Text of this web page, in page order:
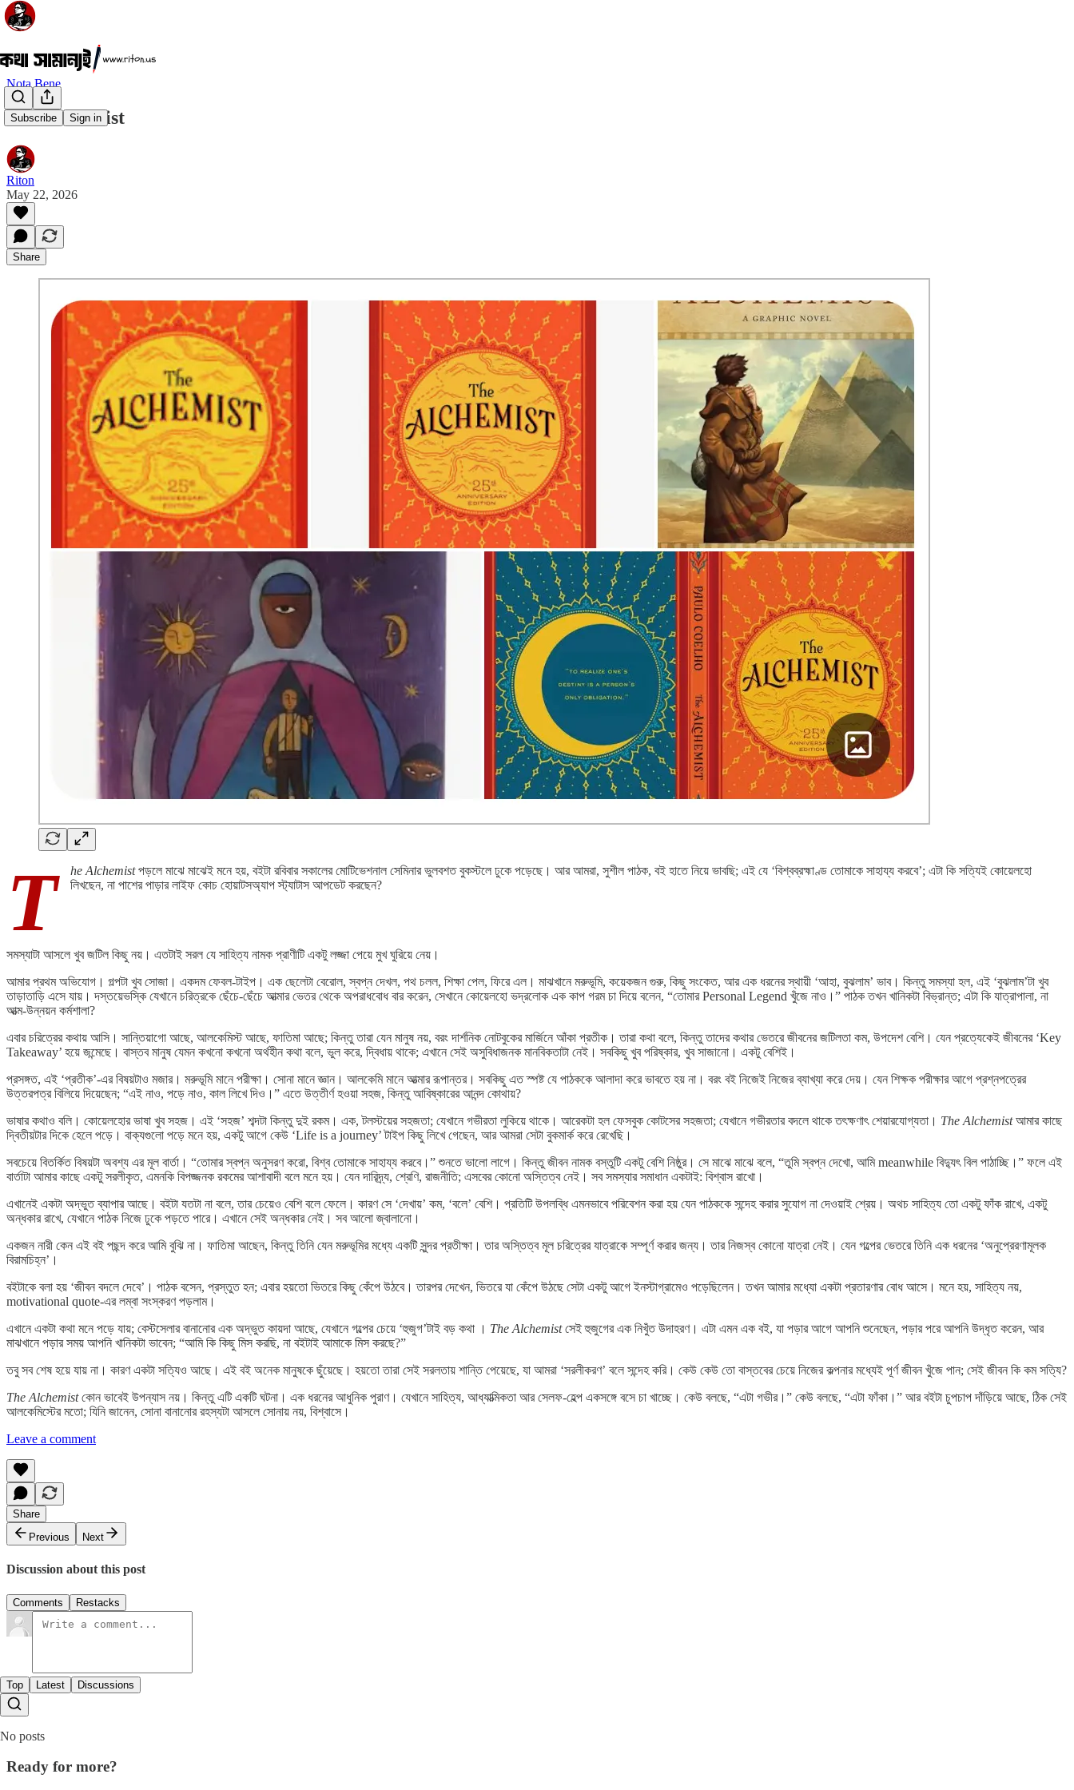
Subscribe Sign in
Nota Bene
The Alchemist
Riton
May 22, 2026
Share
T he Alchemistপড়লে মাঝে মাঝেই মনে হয়, বইটা রবিবার সকালের মোটিভেশনাল সেমিনার ভুলবশত বুকস্টলে ঢুকে পড়েছে। আর আমরা, সুশীল পাঠক, বই হাতে নিয়ে ভাবছি; এই যে ‘বিশ্বব্রহ্মাণ্ড তোমাকে সাহায্য করবে’; এটা কি সত্যিই কোয়েলহো
লিখছেন, না পাশের পাড়ার লাইফ কোচ হোয়াটসঅ্যাপ স্ট্যাটাস আপডেট করছেন?
সমস্যাটা আসলে খুব জটিল কিছু নয়। এতটাই সরল যে সাহিত্য নামক প্রাণীটি একটু লজ্জা পেয়ে মুখ ঘুরিয়ে নেয়।
আমার প্রথম অভিযোগ। গল্পটা খুব সোজা। একদম ফেবল-টাইপ। এক ছেলেটা বেরোল, স্বপ্ন দেখল, পথ চলল, শিক্ষা পেল, ফিরে এল। মাঝখানে মরুভূমি, কয়েকজন গুরু, কিছু সংকেত, আর এক ধরনের স্থায়ী ‘আহা, বুঝলাম’ ভাব। কিন্তু সমস্যা হল, এই ‘বুঝলাম’টা খুব
তাড়াতাড়ি এসে যায়। দস্তয়েভস্কি যেখানে চরিত্রকে ছেঁচে-ছেঁচে আত্মার ভেতর থেকে অপরাধবোধ বার করেন, সেখানে কোয়েলহো ভদ্রলোক এক কাপ গরম চা দিয়ে বলেন, “তোমার Personal Legend খুঁজে নাও।” পাঠক তখন খানিকটা বিভ্রান্ত; এটা কি যাত্রাপালা, না
আত্ম-উন্নয়ন কর্মশালা?
এবার চরিত্রের কথায় আসি। সান্তিয়াগো আছে, আলকেমিস্ট আছে, ফাতিমা আছে; কিন্তু তারা যেন মানুষ নয়, বরং দার্শনিক নোটবুকের মার্জিনে আঁকা প্রতীক। তারা কথা বলে, কিন্তু তাদের কথার ভেতরে জীবনের জটিলতা কম, উপদেশ বেশি। যেন প্রত্যেকেই জীবনের ‘Key
Takeaway’ হয়ে জন্মেছে। বাস্তব মানুষ যেমন কখনো কখনো অর্থহীন কথা বলে, ভুল করে, দ্বিধায় থাকে; এখানে সেই অসুবিধাজনক মানবিকতাটা নেই। সবকিছু খুব পরিষ্কার, খুব সাজানো। একটু বেশিই।
প্রসঙ্গত, এই ‘প্রতীক’-এর বিষয়টাও মজার। মরুভূমি মানে পরীক্ষা। সোনা মানে জ্ঞান। আলকেমি মানে আত্মার রূপান্তর। সবকিছু এত স্পষ্ট যে পাঠককে আলাদা করে ভাবতে হয় না। বরং বই নিজেই নিজের ব্যাখ্যা করে দেয়। যেন শিক্ষক পরীক্ষার আগে প্রশ্নপত্রের
উত্তরপত্র বিলিয়ে দিয়েছেন; “এই নাও, পড়ে নাও, কাল লিখে দিও।” এতে উত্তীর্ণ হওয়া সহজ, কিন্তু আবিষ্কারের আনন্দ কোথায়?
ভাষার কথাও বলি। কোয়েলহোর ভাষা খুব সহজ। এই ‘সহজ’ শব্দটা কিন্তু দুই রকম। এক, টলস্টয়ের সহজতা; যেখানে গভীরতা লুকিয়ে থাকে। আরেকটা হল ফেসবুক কোটসের সহজতা; যেখানে গভীরতার বদলে থাকে তৎক্ষণাৎ শেয়ারযোগ্যতা। The Alchemistআমার কাছে
দ্বিতীয়টার দিকে হেলে পড়ে। বাক্যগুলো পড়ে মনে হয়, একটু আগে কেউ ‘Life is a journey’ টাইপ কিছু লিখে গেছেন, আর আমরা সেটা বুকমার্ক করে রেখেছি।
সবচেয়ে বিতর্কিত বিষয়টা অবশ্য এর মূল বার্তা। “তোমার স্বপ্ন অনুসরণ করো, বিশ্ব তোমাকে সাহায্য করবে।” শুনতে ভালো লাগে। কিন্তু জীবন নামক বস্তুটি একটু বেশি নিষ্ঠুর। সে মাঝে মাঝে বলে, “তুমি স্বপ্ন দেখো, আমি meanwhile বিদ্যুৎ বিল পাঠাচ্ছি।” ফলে এই
বার্তাটা আমার কাছে একটু সরলীকৃত, এমনকি বিপজ্জনক রকমের আশাবাদী বলে মনে হয়। যেন দারিদ্র্য, শ্রেণি, রাজনীতি; এসবের কোনো অস্তিত্ব নেই। সব সমস্যার সমাধান একটাই: বিশ্বাস রাখো।
এখানেই একটা অদ্ভুত ব্যাপার আছে। বইটা যতটা না বলে, তার চেয়েও বেশি বলে ফেলে। কারণ সে ‘দেখায়’ কম, ‘বলে’ বেশি। প্রতিটি উপলব্ধি এমনভাবে পরিবেশন করা হয় যেন পাঠককে সন্দেহ করার সুযোগ না দেওয়াই শ্রেয়। অথচ সাহিত্য তো একটু ফাঁক রাখে, একটু
অন্ধকার রাখে, যেখানে পাঠক নিজে ঢুকে পড়তে পারে। এখানে সেই অন্ধকার নেই। সব আলো জ্বালানো।
একজন নারী কেন এই বই পছন্দ করে আমি বুঝি না। ফাতিমা আছেন, কিন্তু তিনি যেন মরুভূমির মধ্যে একটি সুন্দর প্রতীক্ষা। তার অস্তিত্ব মূল চরিত্রের যাত্রাকে সম্পূর্ণ করার জন্য। তার নিজস্ব কোনো যাত্রা নেই। যেন গল্পের ভেতরে তিনি এক ধরনের ‘অনুপ্রেরণামূলক
বিরামচিহ্ন’।
বইটাকে বলা হয় ‘জীবন বদলে দেবে’। পাঠক বসেন, প্রস্তুত হন; এবার হয়তো ভিতরে কিছু কেঁপে উঠবে। তারপর দেখেন, ভিতরে যা কেঁপে উঠছে সেটা একটু আগে ইনস্টাগ্রামেও পড়েছিলেন। তখন আমার মধ্যো একটা প্রতারণার বোধ আসে। মনে হয়, সাহিত্য নয়,
motivational quote-এর লম্বা সংস্করণ পড়লাম।
এখানে একটা কথা মনে পড়ে যায়; বেস্টসেলার বানানোর এক অদ্ভুত কায়দা আছে, যেখানে গল্পের চেয়ে ‘হুজুগ’টাই বড় কথা । The Alchemistসেই হুজুগের এক নিখুঁত উদাহরণ। এটা এমন এক বই, যা পড়ার আগে আপনি শুনেছেন, পড়ার পরে আপনি উদ্ধৃত করেন, আর
মাঝখানে পড়ার সময় আপনি খানিকটা ভাবেন; “আমি কি কিছু মিস করছি, না বইটাই আমাকে মিস করছে?”
তবু সব শেষ হয়ে যায় না। কারণ একটা সত্যিও আছে। এই বই অনেক মানুষকে ছুঁয়েছে। হয়তো তারা সেই সরলতায় শান্তি পেয়েছে, যা আমরা ‘সরলীকরণ’ বলে সন্দেহ করি। কেউ কেউ তো বাস্তবের চেয়ে নিজের কল্পনার মধ্যেই পূর্ণ জীবন খুঁজে পান; সেই জীবন কি কম সত্যি?
The Alchemistকোন ভাবেই উপন্যাস নয়। কিন্তু এটি একটি ঘটনা। এক ধরনের আধুনিক পুরাণ। যেখানে সাহিত্য, আধ্যাত্মিকতা আর সেলফ-হেল্প একসঙ্গে বসে চা খাচ্ছে। কেউ বলছে, “এটা গভীর।” কেউ বলছে, “এটা ফাঁকা।” আর বইটা চুপচাপ দাঁড়িয়ে আছে, ঠিক সেই
আলকেমিস্টের মতো; যিনি জানেন, সোনা বানানোর রহস্যটা আসলে সোনায় নয়, বিশ্বাসে।
Leave a comment
Share
Previous
Next
Discussion about this post
Comments Restacks
Top Latest Discussions
No posts
Ready for more?